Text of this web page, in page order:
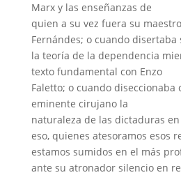
Marx y las enseñanzas de
quien a su vez fuera su
Fernándes; o cuando disertaba
la teoría de la dependencia
texto fundamental con Enzo
Faletto; o cuando diseccionaba
eminente cirujano la
naturaleza de las dictaduras
eso, quienes atesoramos esos
estamos sumidos en el más
ante su atronador silencio en